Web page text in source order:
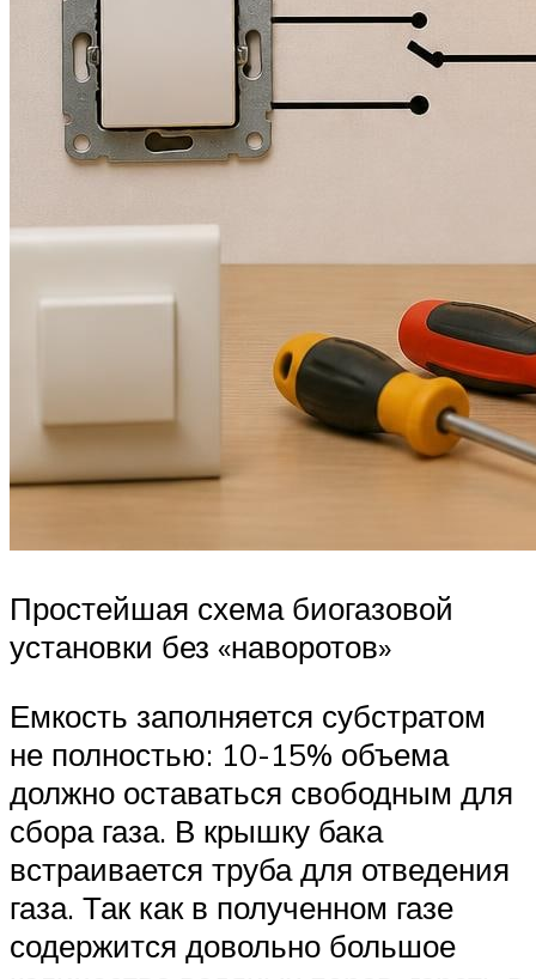
Простейшая схема биогазовой
установки без «наворотов»
Емкость заполняется субстратом
не полностью: 10-15% объема
должно оставаться свободным для
сбора газа. В крышку бака
встраивается труба для отведения
газа. Так как в полученном газе
содержится довольно большое